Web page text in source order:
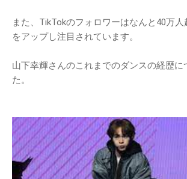
また、TikTokのフォロワーはなんと40万
をアップし注目されています。
山下幸輝さんのこれまでのダンスの経歴に
た。